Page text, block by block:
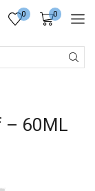
0 0
– 60ML